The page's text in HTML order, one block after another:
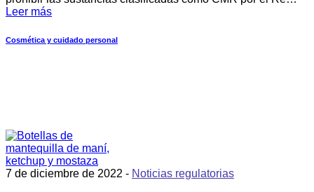
Leer más
Cosmética y cuidado personal
7 de diciembre de 2022 - Noticias regulatorias